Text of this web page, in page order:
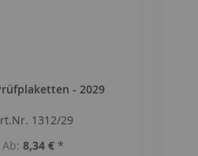
- 2029
1312/29
Ab 8,34 € *